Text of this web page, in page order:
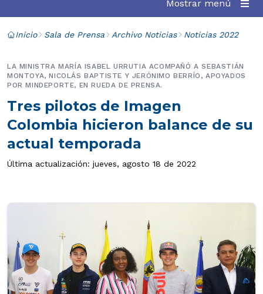
Mostrar menú
Inicio Sala de Prensa Archivo Noticias Noticias 2022
Tres pilotos de Imagen
Colombia hicieron balance de su
actual temporada
LA MINISTRA MARÍA ISABEL URRUTIA ACOMPAÑÓ A SEBASTIÁN
MONTOYA, NICOLÁS BAPTISTE Y JERÓNIMO BERRÍO, APOYADOS
POR MINDEPORTE, EN RUEDA DE PRENSA.
Última actualización: jueves, agosto 18 de 2022